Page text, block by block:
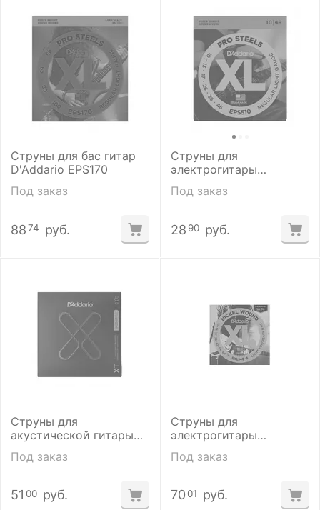
Струны для бас гитар
D'Addario EPS170
Под заказ
8874 руб.
Струны для
электрогитары
D'addario EPS-510. 10-
46
Под заказ
28 90 руб.
Струны для
акустической гитары
D'addario XTAPB1047 10-
47
Под заказ
51 00 руб.
Струны для
электрогитары
D'addario EXL-140-8 10-
74
Под заказ
7001 руб.